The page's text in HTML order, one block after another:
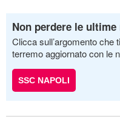
Non perdere le ultime
Clicca sull’argomento che
terremo aggiornato con le
SSC NAPOLI